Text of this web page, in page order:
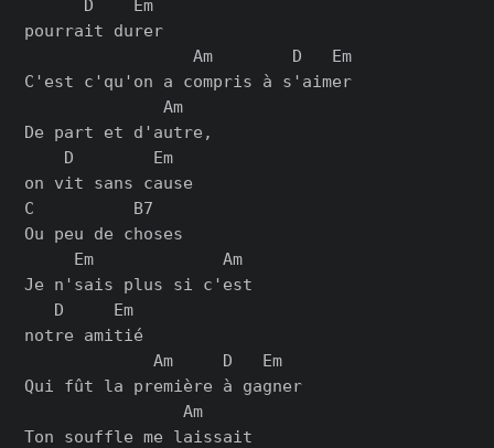
      D    Em
pourrait durer
                 Am        D   Em
C'est c'qu'on a compris à s'aimer
              Am
De part et d'autre,
    D        Em
on vit sans cause
C          B7
Ou peu de choses
     Em             Am
Je n'sais plus si c'est
   D     Em
notre amitié
             Am     D   Em
Qui fût la première à gagner
                Am
Ton souffle me laissait